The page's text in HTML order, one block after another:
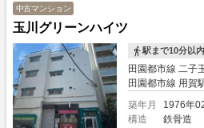
推移グラフ ・ご希望のお客様はお気軽にお申
できます） ■不動産売買専門店ならではの提携住宅ローン完備■ ○ネットバン
常時、20を越える金融機関から特別金利・好
た、各種金利・条件・付帯保険等が一目で分
覧頂けます。 ※お買い替えのお客様限定の（17）【買い替え専用 住宅ロー
ン】←大好評○ ・現在の住宅ローンはそのままでOK。 ・購入後の新規ローンは
売却が完了してからのスタート。（2重ローン
（変動）もちろん、団体信用生命保険付。 ・大
中古マンション
玉川グリーンハイツ
駅まで10分以内
田園都市線 二子
田園都市線 用賀
築年月
1976年
構造
鉄骨造